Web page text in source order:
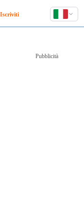
Iscriviti
EspañolPubblicità